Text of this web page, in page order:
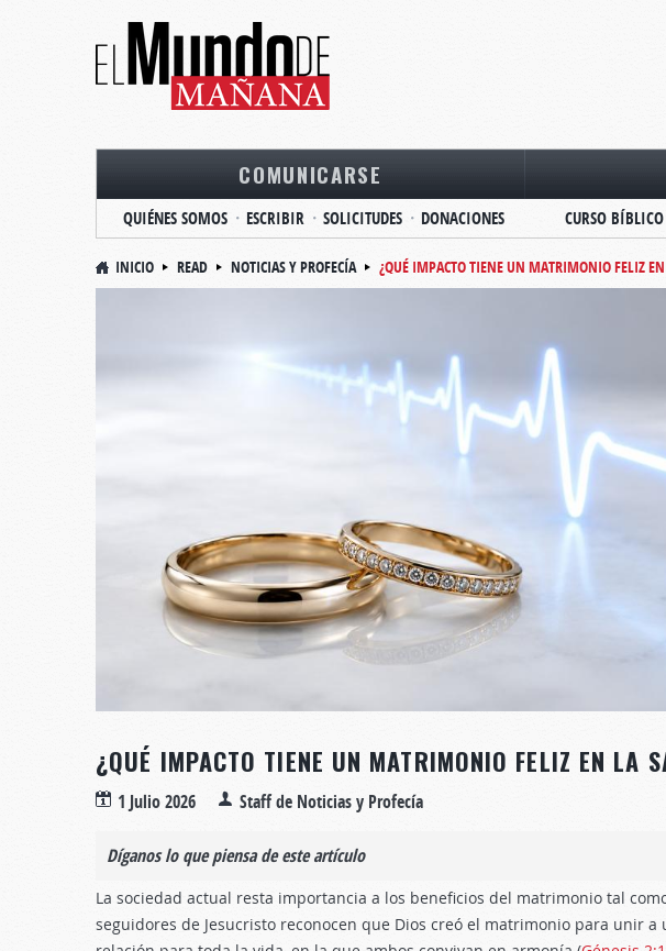
COMUNICARSE
QUIÉNES SOMOS ESCRIBIR SOLICITUDES DONACIONES CURSO BÍBLICO
INICIO READ NOTICIAS Y PROFECÍA ¿QUÉ IMPACTO TIENE UN MATRIMONIO FELIZ
¿QUÉ IMPACTO TIENE UN MATRIMONIO FELIZ EN LA
1 Julio 2026 Staff de Noticias y Profecía
Díganos lo que piensa de este artículo
La sociedad actual resta importancia a los beneficios del matrimonio tal
seguidores de Jesucristo reconocen que Dios creó el matrimonio para unir